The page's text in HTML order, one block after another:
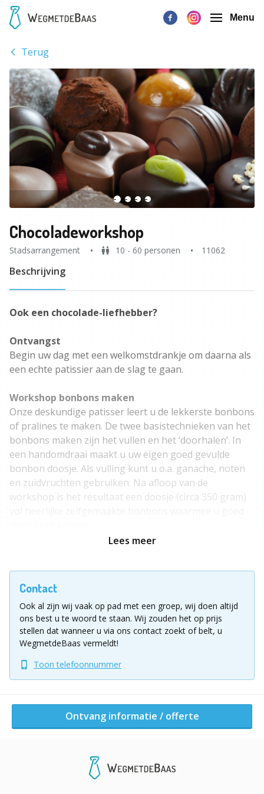
Menu
Terug
Chocoladeworkshop
Stadsarrangement 10 - 60 personen 11062
Beschrijving
Ook een chocolade-liefhebber?
Ontvangst
Begin uw dag met een welkomstdrankje om daarna als
een echte patissier aan de slag te gaan.
Workshop bonbons maken
Onze deskundige patisser leert u de lekkerste bonbons
of pralines te maken. De twee basistechnieken van het
bonbons maken zijn het vullen en het ‘doorhalen’. In
een handomdraai maakt u uw eigen goed gevulde
bonbon doosje. Als vulling kunt u o.a. ganache, noten
en zuidvruchten gebruiken. Na afloop van de
workshop is het resultaat een doosje (circa 350 gram)
Ter afsluiting geniet u samen van een heerlijk
driegangen diner in het centrum van de stad. Hierbij
heeft u per gang de keuze uit meerdere gerechten.
Groepsgrootte
10 - 60 personen (meer personen in overleg mogelijk)
Prijsindicatie:vanaf € 81,- excl btw.
het aanvraagformulier in! Graag aangeven in het
aanvraagformulier omwelke stad het gaat, zodat wij
Dit arrangement is mogelijk in:
Lees meer
Contact
Ook al zijn wij vaak op pad met een groep, wij doen altijd
ons best u te woord te staan. Wij zouden het op prijs
stellen dat wanneer u via ons contact zoekt of belt, u
WegmetdeBaas vermeldt!
Toon telefoonnummer
Ontvang informatie / offerte